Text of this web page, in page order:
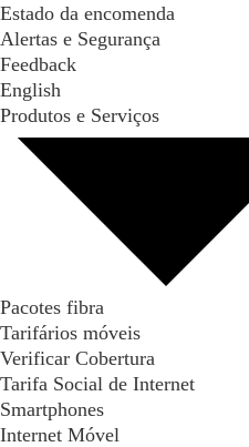
Estado da encomenda
Alertas e Segurança
Feedback
English
Produtos e Serviços
Pacotes fibra
Tarifários móveis
Verificar Cobertura
Tarifa Social de Internet
Smartphones
Internet Móvel